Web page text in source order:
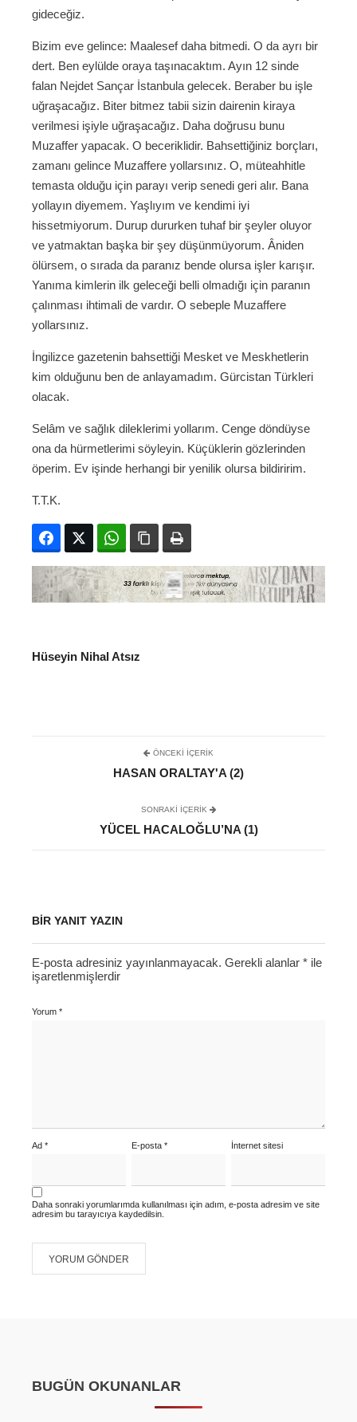
gideceğiz.
Bizim eve gelince: Maalesef daha bitmedi. O da ayrı bir
dert. Ben eylülde oraya taşınacaktım. Ayın 12 sinde
falan Nejdet Sançar İstanbula gelecek. Beraber bu işle
uğraşacağız. Biter bitmez tabii sizin dairenin kiraya
verilmesi işiyle uğraşacağız. Daha doğrusu bunu
Muzaffer yapacak. O beceriklidir. Bahsettiğiniz borçları,
zamanı gelince Muzaffere yollarsınız. O, müteahhitle
temasta olduğu için parayı verip senedi geri alır. Bana
yollayın diyemem. Yaşlıyım ve kendimi iyi
hissetmiyorum. Durup dururken tuhaf bir şeyler oluyor
ve yatmaktan başka bir şey düşünmüyorum. Âniden
ölürsem, o sırada da paranız bende olursa işler karışır.
Yanıma kimlerin ilk geleceği belli olmadığı için paranın
çalınması ihtimali de vardır. O sebeple Muzaffere
yollarsınız.
İngilizce gazetenin bahsettiği Mesket ve Meskhetlerin
kim olduğunu ben de anlayamadım. Gürcistan Türkleri
olacak.
Selâm ve sağlık dileklerimi yollarım. Cenge döndüyse
ona da hürmetlerimi söyleyin. Küçüklerin gözlerinden
öperim. Ev işinde herhangi bir yenilik olursa bildiririm.
T.T.K.
FacebookTwitter WhatsAppBağlanıyı kopyala
Hüseyin Nihal Atsız
ÖNCEKI İÇERIK
HASAN ORALTAY'A (2)
SONRAKI IÇERIK
YÜCEL HACALOĞLU’NA (1)
BIR YANIT YAZIN
E-posta adresiniz yayınlanmayacak. Gerekli alanlar * ile
işaretlenmişlerdir
Yorum *
Ad * E-posta* İnternet sitesi
Daha sonraki yorumlarımda kullanılması için adım, e-posta adresim ve site
adresim bu tarayıcıya kaydedilsin.
BUGÜN OKUNANLAR